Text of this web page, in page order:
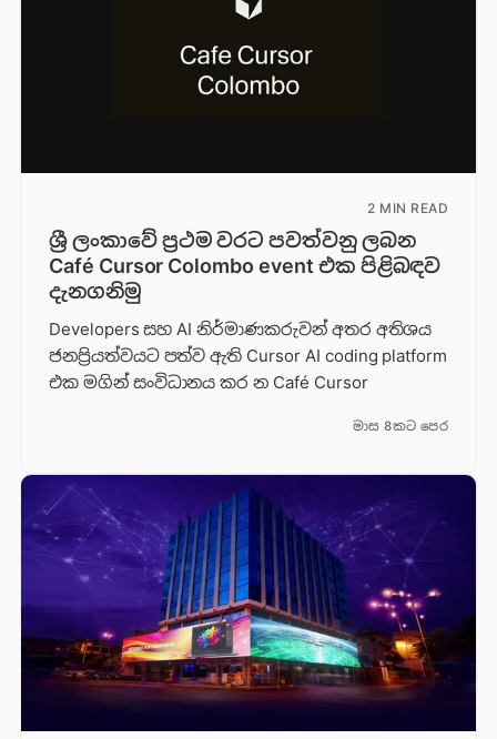
2 MIN READ
ශ්‍රී ලංකාවේ ප්‍රථම වරට පවත්වනු ලබන
Café Cursor Colombo event එක පිළිබඳව
දැනගනිමු
Developers සහ AI නිර්මාණකරුවන් අතර අතිශය
ජනප්‍රියත්වයට පත්ව ඇති Cursor AI coding platform
එක මගින් සංවිධානය කර න Café Cursor
මාස 8කට පෙර